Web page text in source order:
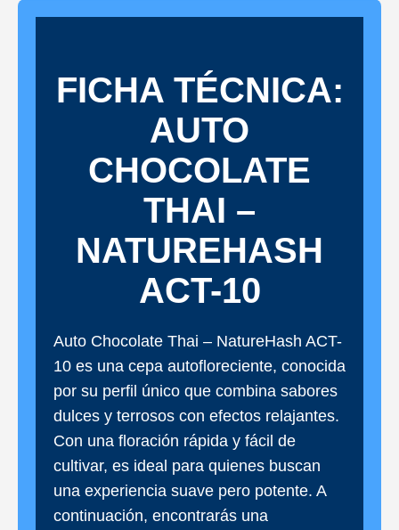
FICHA TÉCNICA:
AUTO
CHOCOLATE
THAI –
NATUREHASH
ACT-10
Auto Chocolate Thai – NatureHash ACT-
10 es una cepa autofloreciente, conocida
por su perfil único que combina sabores
dulces y terrosos con efectos relajantes.
Con una floración rápida y fácil de
cultivar, es ideal para quienes buscan
una experiencia suave pero potente. A
continuación, encontrarás una